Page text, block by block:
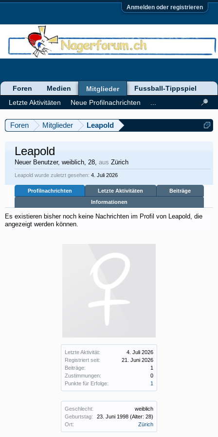
Anmelden oder registrieren
Foren Mitglieder Leapold
Letzte Aktivität:
4. Juli 2026
Registriert seit:
21. Juni 2026
Beiträge:
1
Zustimmungen:
0
Punkte für Erfolge:
1
Geschlecht:
weiblich
Geburtstag:
23. Juni 1998 (Alter: 28)
Ort:
Zürich
Leapold
Neuer Benutzer, weiblich, 28, aus Zürich
Leapold wurde zuletzt gesehen: 4. Juli 2026
Profilnachrichten Letzte Aktivitäten
Beiträge
Informationen
Es existieren bisher noch keine Nachrichten im Profil von Leapold, die
angezeigt werden können.
Foren Medien
Mitglieder
Letzte Aktivitäten
Neue Profilnachrichten
Fussball-Tippspiel